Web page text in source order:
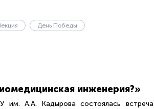
День Победы
инженерия?»
им. А.А. Кадырова состоялась